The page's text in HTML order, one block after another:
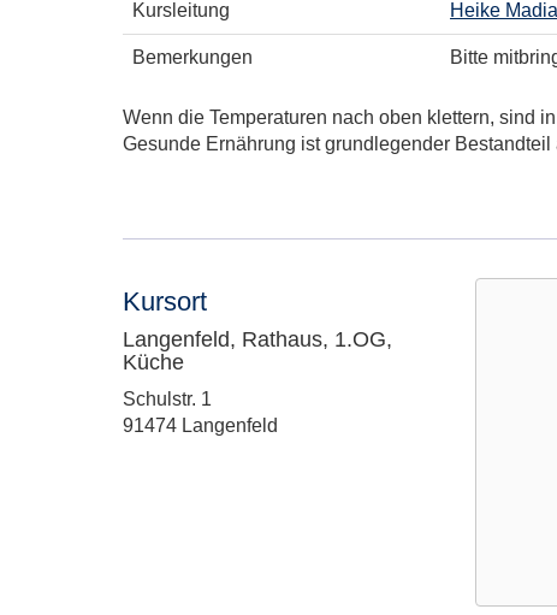
Kursleitung Heike
Bemerkungen Bitte
Wenn die Temperaturen nach oben klettern, sind
Gesunde Ernährung ist grundlegender
Kursort
Langenfeld, Rathaus, 1.OG,
Küche
Adresse:
Schulstr. 1
91474 Langenfeld